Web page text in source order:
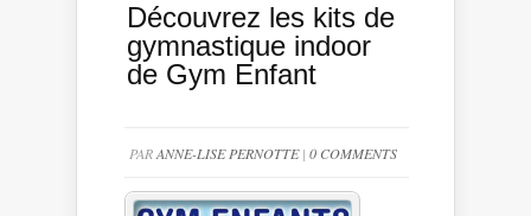
Découvrez les kits de
gymnastique indoor
de Gym Enfant
PARANNE-LISE PERNOTTE| 0 COMMENTS